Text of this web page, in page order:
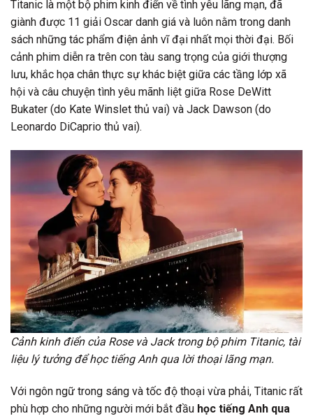
Titanic là một bộ phim kinh điển về tình yêu lãng mạn, đã
giành được 11 giải Oscar danh giá và luôn nằm trong danh
sách những tác phẩm điện ảnh vĩ đại nhất mọi thời đại. Bối
cảnh phim diễn ra trên con tàu sang trọng của giới thượng
lưu, khắc họa chân thực sự khác biệt giữa các tầng lớp xã
hội và câu chuyện tình yêu mãnh liệt giữa Rose DeWitt
Bukater (do Kate Winslet thủ vai) và Jack Dawson (do
Leonardo DiCaprio thủ vai).
Cảnh kinh điển của Rose và Jack trong bộ phim Titanic, tài
liệu lý tưởng để học tiếng Anh qua lời thoại lãng mạn.
Với ngôn ngữ trong sáng và tốc độ thoại vừa phải, Titanic rất
phù hợp cho những người mới bắt đầu học tiếng Anh qua